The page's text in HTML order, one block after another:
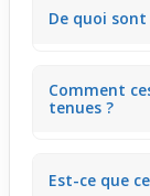
usage
De quoi
petites
Comment
tenues ?
ajoutant une
Est-ce que